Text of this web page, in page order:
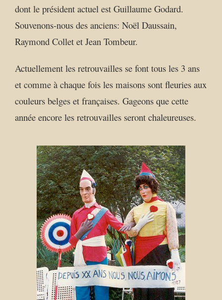
dont le président actuel est Guillaume Godard.
Souvenons-nous des anciens: Noël Daussain,
Raymond Collet et Jean Tombeur.
Actuellement les retrouvailles se font tous les 3 ans
et comme à chaque fois les maisons sont fleuries aux
couleurs belges et françaises. Gageons que cette
année encore les retrouvailles seront chaleureuses.